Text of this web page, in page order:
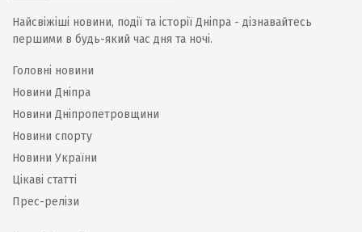
Найсвіжіші новини, події та історії Дніпра - дізнавайтесь
першими в будь-який час дня та ночі.
Головні новини
Новини Дніпра
Новини Дніпропетровщини
Новини спорту
Новини України
Цікаві статті
Прес-релізи